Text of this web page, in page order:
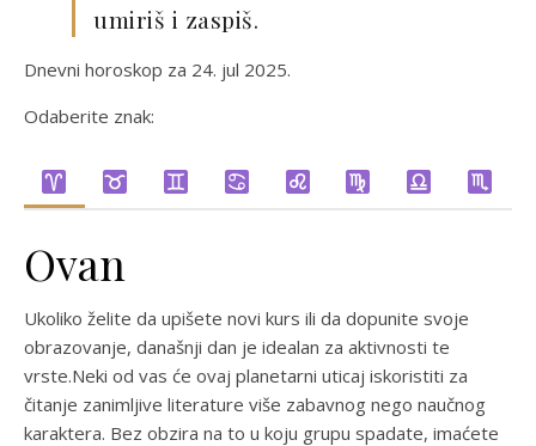
umiriš i zaspiš.
Dnevni horoskop za 24. jul 2025.
Odaberite znak:
Ovan
Ukoliko želite da upišete novi kurs ili da dopunite svoje
obrazovanje, današnji dan je idealan za aktivnosti te
vrste.Neki od vas će ovaj planetarni uticaj iskoristiti za
čitanje zanimljive literature više zabavnog nego naučnog
karaktera. Bez obzira na to u koju grupu spadate, imaćete